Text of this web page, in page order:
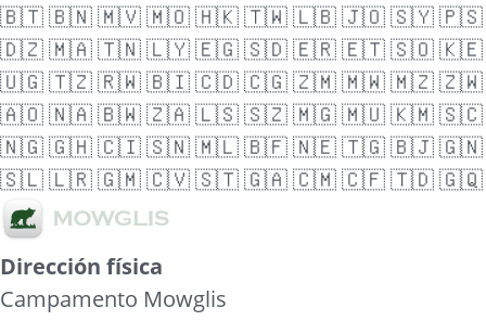
🇧🇹🇧🇳🇲🇻🇲🇴🇭🇰🇹🇼🇱🇧🇯🇴🇸🇾🇵🇸
🇩🇿🇲🇦🇹🇳🇱🇾🇪🇬🇸🇩🇪🇷🇪🇹🇸🇴🇰🇪
🇺🇬🇹🇿🇷🇼🇧🇮🇨🇩🇨🇬🇿🇲🇲🇼🇲🇿🇿🇼
🇦🇴🇳🇦🇧🇼🇿🇦🇱🇸🇸🇿🇲🇬🇲🇺🇰🇲🇸🇨
🇳🇬🇬🇭🇨🇮🇸🇳🇲🇱🇧🇫🇳🇪🇹🇬🇧🇯🇬🇳
🇸🇱🇱🇷🇬🇲🇨🇻🇸🇹🇬🇦🇨🇲🇨🇫🇹🇩🇬🇶
Dirección física
Campamento Mowglis